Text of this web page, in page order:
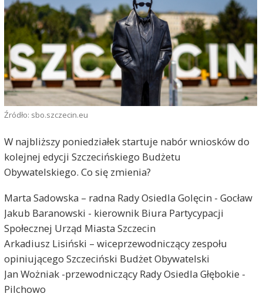
Źródło: sbo.szczecin.eu
W najbliższy poniedziałek startuje nabór wniosków do
kolejnej edycji Szczecińskiego Budżetu
Obywatelskiego. Co się zmienia?
Marta Sadowska – radna Rady Osiedla Golęcin - Gocław
Jakub Baranowski - kierownik Biura Partycypacji
Społecznej Urząd Miasta Szczecin
Arkadiusz Lisiński – wiceprzewodniczący zespołu
opiniującego Szczeciński Budżet Obywatelski
Jan Wożniak -przewodniczący Rady Osiedla Głębokie -
Pilchowo